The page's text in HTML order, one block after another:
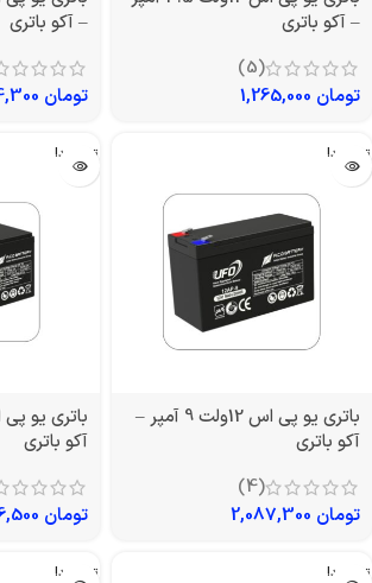
– آکو باتری
(5)
تومان
– آکو باتری
تومان
تمام شد!
باتری یو پی اس 12ولت 9 آمپر –
آکو باتری
(4)
تومان
تمام شد!
آکو باتری
تومان
تمام شد! تمام شد!